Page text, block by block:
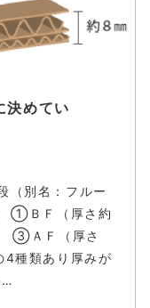
決めてい
（別名：フルー
①ＢＦ（厚さ約
③ＡＦ（厚さ
種類あり厚みが
…